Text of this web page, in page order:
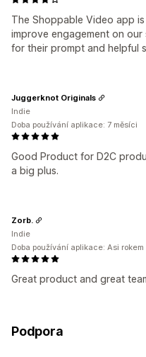
The Shoppable Video app
improve engagement on
for their prompt and helpful
Good Product for D2C
a big plus.
Juggerknot Originals
Indie
Doba používání aplikace: 7 měsíci
Great product and great
Zorb.
Indie
Doba používání aplikace: Asi rokem
Podpora